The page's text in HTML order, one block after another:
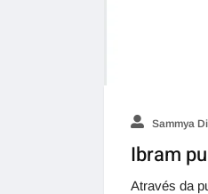
Sammya
Ibram
Através da